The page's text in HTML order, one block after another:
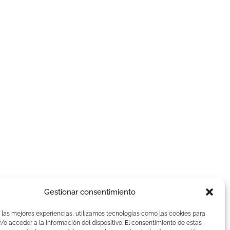
Gestionar consentimiento
las mejores experiencias, utilizamos tecnologías como las cookies para
o acceder a la información del dispositivo. El consentimiento de estas
Aviso Legal